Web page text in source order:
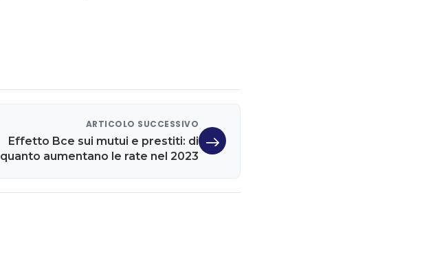
ARTICOLO SUCCESSIVO
Effetto Bce sui mutui e prestiti: di
quanto aumentano le rate nel 2023